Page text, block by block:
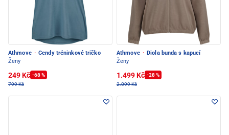
Athmove · Cendy tréninkové tričko
Ženy
249 Kč -68 %
799 Kč
Athmove · Diola bunda s kapucí
Ženy
1.499 Kč -28 %
2.099 Kč